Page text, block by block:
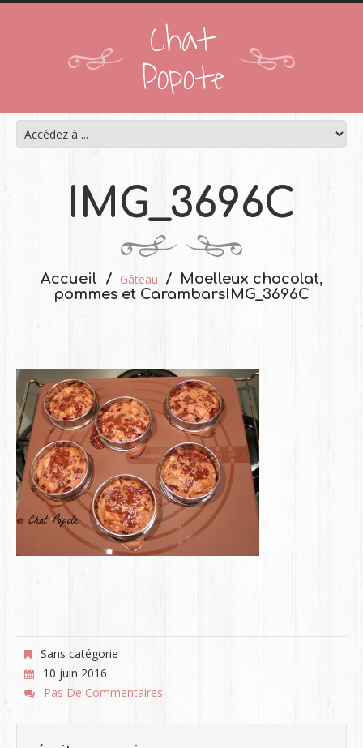
Chat
Popote
IMG_3696C
Accueil Gâteau
Moelleux chocolat,
pommes et CarambarsIMG_3696C
Sans catégorie
10 juin 2016
Pas De Commentaires